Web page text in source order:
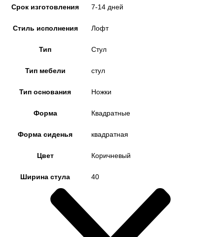
Срок изготовления 7-14 дней
Стиль исполнения Лофт
Тип Стул
Тип мебели стул
Тип основания Ножки
Форма Квадратные
Форма сиденья квадратная
Цвет Коричневый
Ширина стула 40